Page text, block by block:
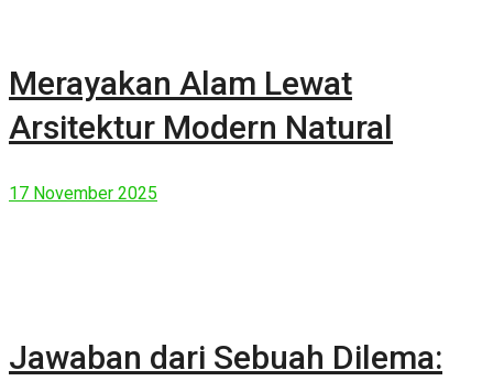
Merayakan Alam Lewat
Arsitektur Modern Natural
17 November 2025
Jawaban dari Sebuah Dilema: